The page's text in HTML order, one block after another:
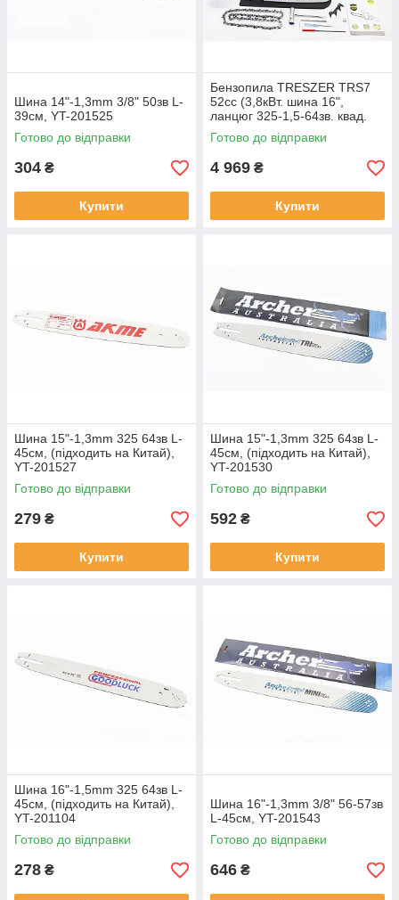
Шина 14"-1,3mm 3/8" 50зв L-
39см, YT-201525
Готово до відправки
304 ₴
Купити
Бензопила TRESZER TRS7
52cc (3,8кВт. шина 16",
ланцюг 325-1,5-64зв. квад.
зуб) з підкачуванням,
плавний пуск, YT-201526
Готово до відправки
4 969 ₴
Купити
Шина 15"-1,3mm 325 64зв L-
45см, (підходить на Китай),
YT-201527
Готово до відправки
279 ₴
Купити
Шина 15"-1,3mm 325 64зв L-
45см, (підходить на Китай),
YT-201530
Готово до відправки
592 ₴
Купити
Шина 16"-1,5mm 325 64зв L-
45см, (підходить на Китай),
YT-201104
Готово до відправки
278 ₴
Шина 16"-1,3mm 3/8" 56-57зв
L-45см, YT-201543
Готово до відправки
646 ₴